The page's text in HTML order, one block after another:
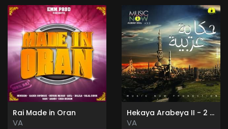
Rai Made in Oran
VA
Hekaya Arabeya II - البوم حكايه عربيه 2
VA